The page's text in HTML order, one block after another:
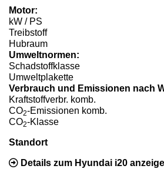
Motor:
kW / PS
Treibstoff
Hubraum
Umweltnormen:
Schadstoffklasse
Umweltplakette
Verbrauch und Emissionen nach
Kraftstoffverbr. komb.
CO2-Emissionen komb.
CO2-Klasse
Standort
Details zum Hyundai i20